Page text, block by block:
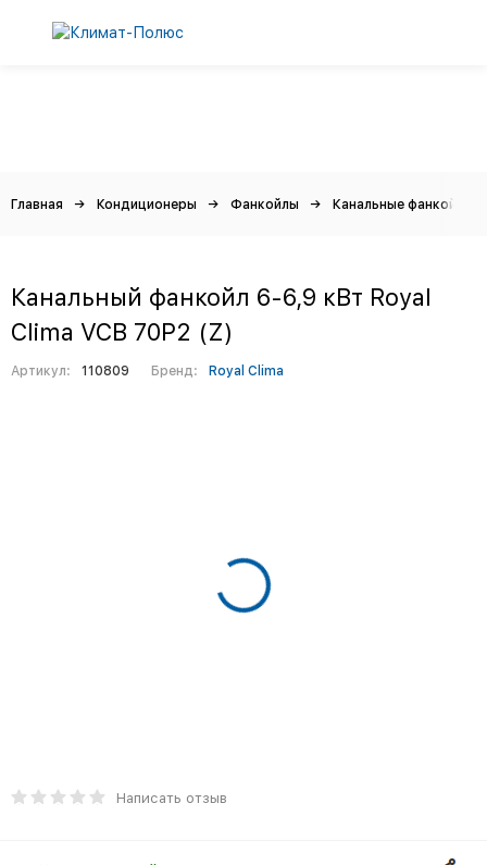
Главная Кондиционеры Фанкойлы Канальные фанкойлы
Канальный фанкойл 6-6,9 кВт Royal
Clima VCB 70P2 (Z)
Артикул: 110809 Бренд: Royal Clima
Написать отзыв